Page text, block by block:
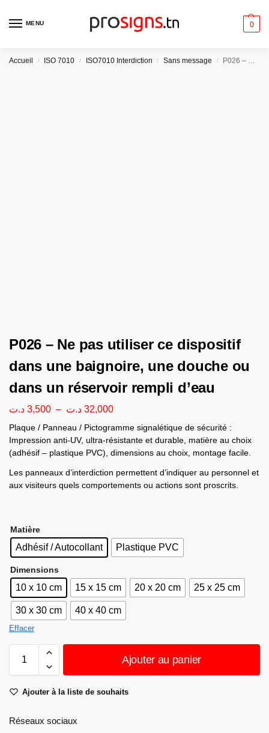
MENU 0
Accueil / ISO 7010 / ISO7010 Interdiction / Sans message / P026 – Ne pas utiliser ce dispositif dans une baignoire, une douche ou dans un réservoir rempli d’eau
P026 – Ne pas utiliser ce dispositif
dans une baignoire, une douche ou
dans un réservoir rempli d’eau
3,500 د.ت – 32,000 د.ت
Plaque / Panneau / Pictogramme signalétique de sécurité :
Impression anti-UV, ultra-résistante et durable, matière au choix
(adhésif – plastique PVC), dimensions au choix, montage facile.
Les panneaux d’interdiction permettent d’indiquer au personnel et
aux visiteurs quels comportements ou actions sont proscrits.
Matière
Adhésif / Autocollant Plastique PVC
Dimensions
10 x 10 cm 15 x 15 cm 20 x 20 cm 25 x 25 cm
30 x 30 cm 40 x 40 cm
Effacer
Ajouter au panier
Ajouter à la liste de souhaits
Réseaux sociaux